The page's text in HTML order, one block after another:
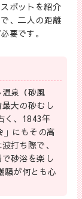
ポットを紹介
、二人の距離
要です。
泉（砂風
大の砂むし
く、1843年
」にもその高
打ち際で、
砂浴を楽し
騒が何とも心